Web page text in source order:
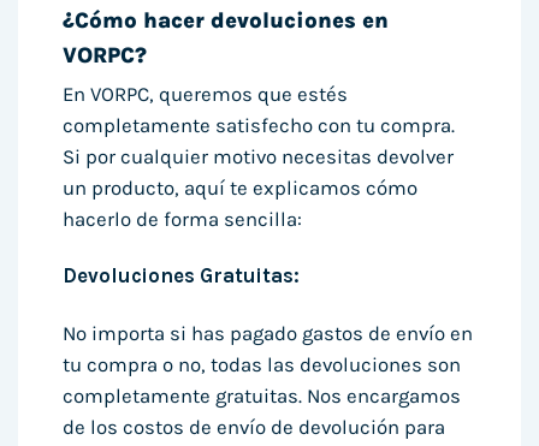
¿Cómo hacer devoluciones en
VORPC?
En VORPC, queremos que estés
completamente satisfecho con tu compra.
Si por cualquier motivo necesitas devolver
un producto, aquí te explicamos cómo
hacerlo de forma sencilla:
Devoluciones Gratuitas:
No importa si has pagado gastos de envío en
tu compra o no, todas las devoluciones son
completamente gratuitas. Nos encargamos
de los costos de envío de devolución para